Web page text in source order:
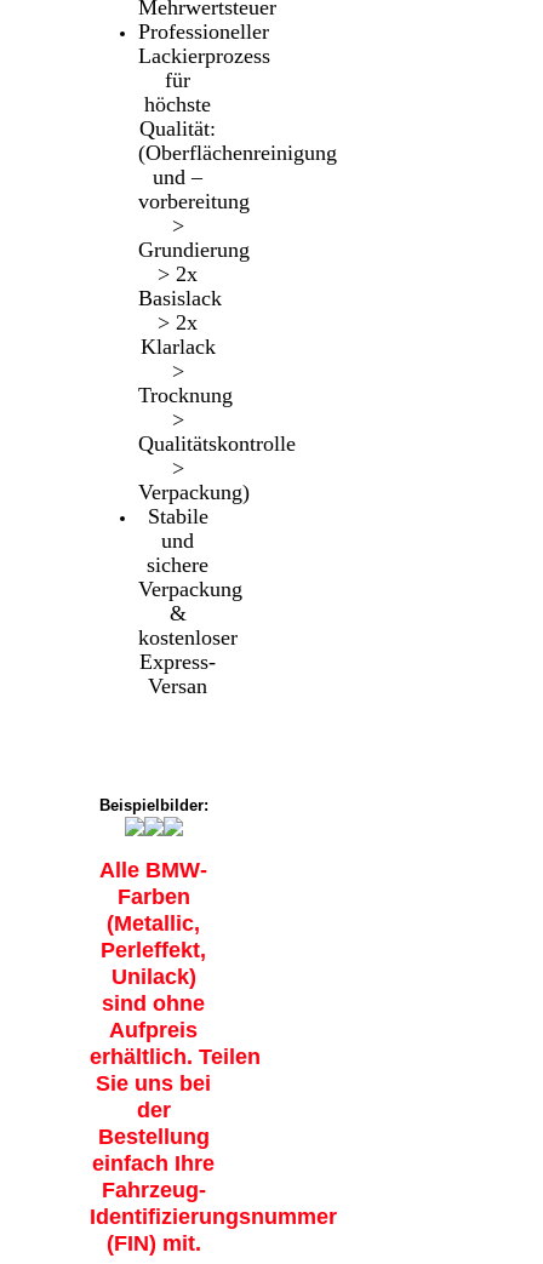
Mehrwertsteuer
Professioneller
Lackierprozess
für
höchste
Qualität:
(Oberflächenreinigung
und –
vorbereitung
>
Grundierung
> 2x
Basislack
> 2x
Klarlack
>
Trocknung
>
Qualitätskontrolle
>
Verpackung)
Stabile
und
sichere
Verpackung
&
kostenloser
Express-
Versan
Beispielbilder:
Alle BMW-
Farben
(Metallic,
Perleffekt,
Unilack)
sind ohne
Aufpreis
erhältlich. Teilen
Sie uns bei
der
Bestellung
einfach Ihre
Fahrzeug-
Identifizierungsnummer
(FIN) mit.